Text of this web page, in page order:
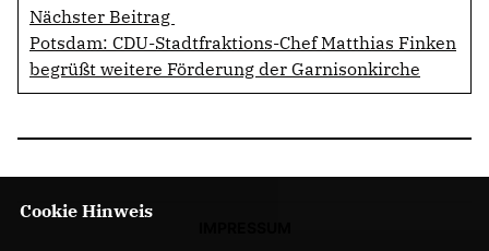
Nächster Beitrag
Potsdam: CDU-Stadtfraktions-Chef Matthias Finken
begrüßt weitere Förderung der Garnisonkirche
Cookie Hinweis